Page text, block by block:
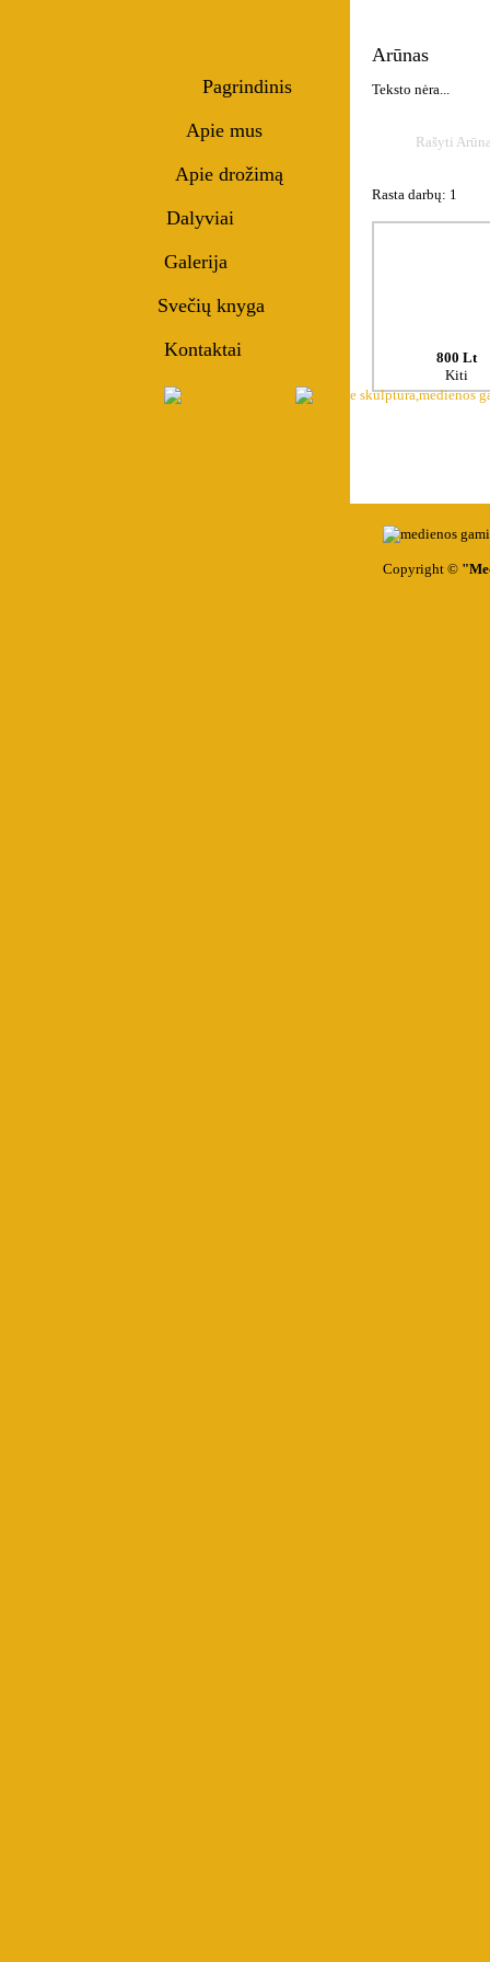
Pagrindinis
Apie mus
Apie drožimą
Dalyviai
Galerija
Svečių knyga
Kontaktai
Arūnas
Teksto nėra...
Rašyti
Rasta darbų: 1
800 Lt
Kiti
Copyright ©